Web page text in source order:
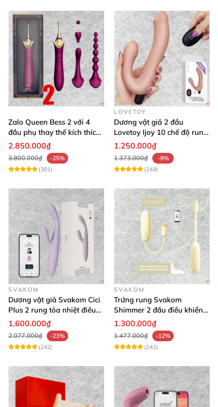
Zalo Queen Bess 2 với 4
đầu phụ thay thế kích thích
nhiều vị trí
2.850.000₫
3.800.000₫
-25%
(301)
LOVETOY
Dương vật giả 2 đầu
Lovetoy Ijoy 10 chế độ rung
silicon cao cấp sạc điện
1.250.000₫
1.373.000₫
-9%
(244)
SVAKOM
Dương vật giả Svakom Cici
Plus 2 rung tỏa nhiệt điều
khiển app an toàn silicone
1.600.000₫
2.077.000₫
-23%
(242)
SVAKOM
Trứng rung Svakom
Shimmer 2 đầu điều khiển
app tiện lợi
1.300.000₫
1.477.000₫
-12%
(241)